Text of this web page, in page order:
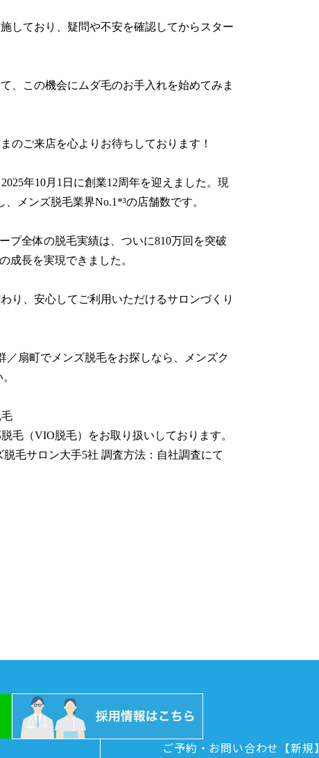
しており、疑問や不安を確認してからスター
、この機会にムダ毛のお手入れを始めてみま
のご来店を心よりお待ちしております！
年10月1日に創業12周年を迎えました。現
メンズ脱毛業界No.1*³の店舗数です。
プ全体の脱毛実績は、ついに810万回を突破
成長を実現できました。
り、安心してご利用いただけるサロンづくり
／扇町でメンズ脱毛をお探しなら、メンズク
毛（VIO脱毛）をお取り扱いしております。
毛サロン大手5社 調査方法：自社調査にて
ご予約・お問い合わせ【新規】